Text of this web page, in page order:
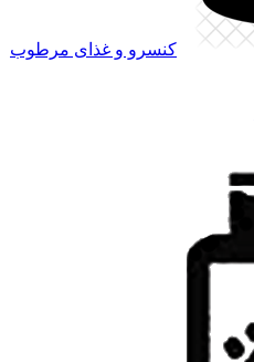
کنسرو و غذای مرطوب